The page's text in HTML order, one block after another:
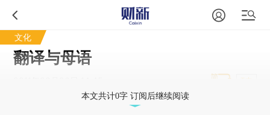
文化
翻译与母语
本文共计0字 订阅后继续阅读